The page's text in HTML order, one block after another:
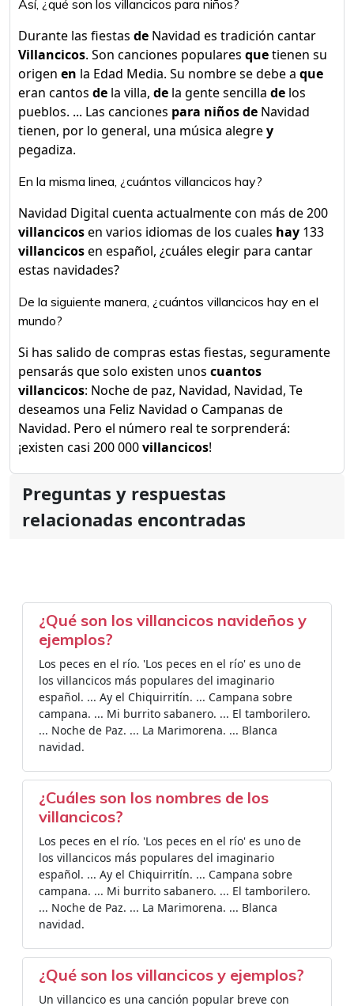
Así, ¿qué son los villancicos para niños?
Durante las fiestas de Navidad es tradición cantar
Villancicos. Son canciones populares quetienen su
origen en la Edad Media. Su nombre se debe a que
eran cantos de la villa, de la gente sencilla de los
pueblos. ... Las canciones para niños de Navidad
tienen, por lo general, una música alegrey
pegadiza.
En la misma linea, ¿cuántos villancicos hay?
Navidad Digital cuenta actualmente con más de 200
villancicosen varios idiomas de los cuales hay 133
villancicosen español, ¿cuáles elegir para cantar
estas navidades?
De la siguiente manera, ¿cuántos villancicos hay en el
mundo?
Si has salido de compras estas fiestas, seguramente
pensarás que solo existen unos cuantos
villancicos: Noche de paz, Navidad, Navidad, Te
deseamos una Feliz Navidad o Campanas de
Navidad. Pero el número real te sorprenderá:
¡existen casi 200 000villancicos!
Preguntas y respuestas
relacionadas encontradas
¿Qué son los villancicos navideños y
ejemplos?
Los peces en el río. 'Los peces en el río' es uno de
los villancicos más populares del imaginario
español. ... Ay el Chiquirritín. ... Campana sobre
campana. ... Mi burrito sabanero. ... El tamborilero.
... Noche de Paz. ... La Marimorena. ... Blanca
navidad.
¿Cuáles son los nombres de los
villancicos?
Los peces en el río. 'Los peces en el río' es uno de
los villancicos más populares del imaginario
español. ... Ay el Chiquirritín. ... Campana sobre
campana. ... Mi burrito sabanero. ... El tamborilero.
... Noche de Paz. ... La Marimorena. ... Blanca
navidad.
¿Qué son los villancicos y ejemplos?
Un villancico es una canción popular breve con